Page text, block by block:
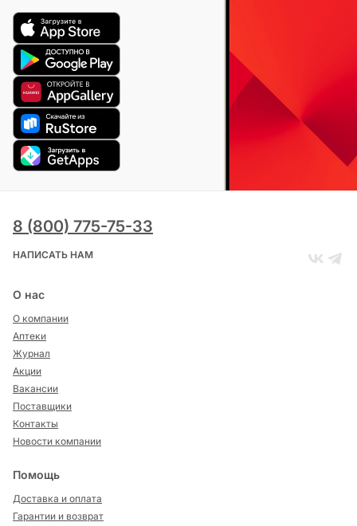
8 (800) 775-75-33
НАПИСАТЬ НАМ
О нас
О компании
Аптеки
Журнал
Акции
Вакансии
Поставщики
Контакты
Новости компании
Помощь
Доставка и оплата
Гарантии и возврат